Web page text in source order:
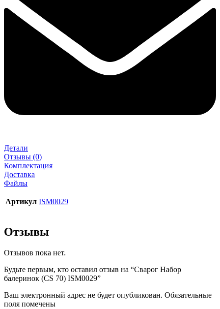
Детали
Отзывы (0)
Комплектация
Доставка
Файлы
Артикул ISM0029
Отзывы
Отзывов пока нет.
Будьте первым, кто оставил отзыв на “Сварог Набор
балеринок (CS 70) ISM0029”
Ваш электронный адрес не будет опубликован. Обязательные
поля помечены